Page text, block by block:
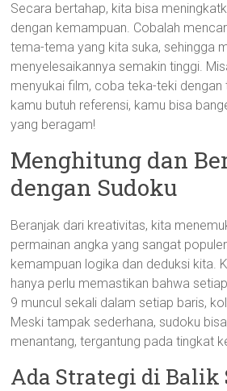
Secara bertahap, kita bisa
dengan kemampuan. Cobalah
tema-tema yang kita suka, sehingga
menyelesaikannya semakin tinggi.
menyukai film, coba teka-teki dengan
kamu butuh referensi, kamu bisa
yang beragam!
Menghitung dan
dengan Sudoku
Beranjak dari kreativitas, kita
permainan angka yang sangat
kemampuan logika dan deduksi kita.
hanya perlu memastikan bahwa
9 muncul sekali dalam setiap baris,
Meski tampak sederhana, sudoku
menantang, tergantung pada tingkat
Ada Strategi di Balik